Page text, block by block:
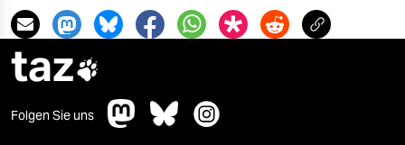
taz
Folgen Sie uns